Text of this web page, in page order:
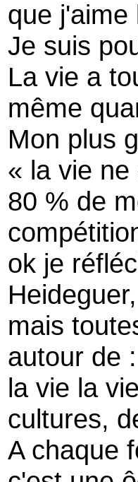
que j'aime
Je suis
La vie a
même
Mon plus
« la vie
80 % de
ok je
mais
autour de
la vie la
cultures,
A chaque